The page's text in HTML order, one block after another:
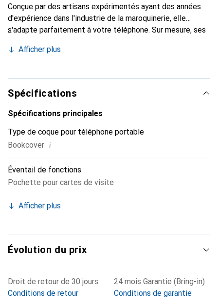
Conçue par des artisans expérimentés ayant des années
d'expérience dans l'industrie de la maroquinerie, elle
s'adapte parfaitement à votre téléphone. Sur mesure, ses
peau. Elle devient un accessoire chic et indispensable pour
ses produits de haute qualité, la marque Noreve est un
choix fiable pour une clientèle exigeante.
Afficher plus
Spécifications
Spécifications principales
Type de coque pour téléphone portable
Bookcover i
Éventail de fonctions
Pochette pour cartes de visite
Afficher plus
Évolution du prix
Droit de retour de 30 jours
Conditions de retour
24 mois Garantie (Bring-in)
Conditions de garantie